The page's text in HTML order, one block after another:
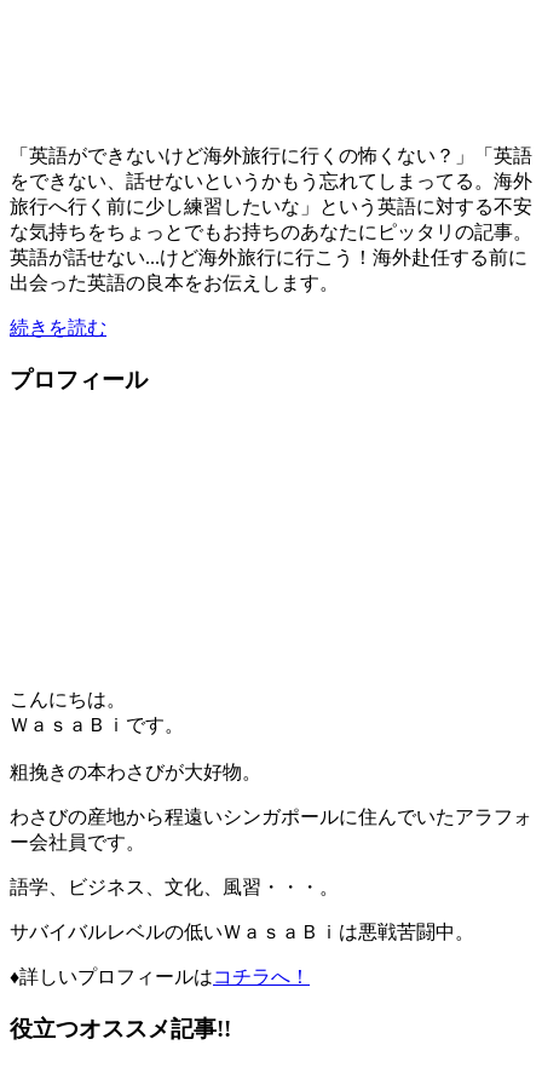
「英語ができないけど海外旅行に行くの怖くない？」「英語
をできない、話せないというかもう忘れてしまってる。海外
旅行へ行く前に少し練習したいな」という英語に対する不安
な気持ちをちょっとでもお持ちのあなたにピッタリの記事。
英語が話せない...けど海外旅行に行こう！海外赴任する前に
出会った英語の良本をお伝えします。
続きを読む
プロフィール
こんにちは。
ＷａｓａＢｉ です。
粗挽きの本わさびが大好物。
わさびの産地から程遠いシンガポールに住んでいたアラフォ
ー会社員です。
語学、ビジネス、文化、風習・・・。
サバイバルレベルの低いＷａｓａＢｉ は悪戦苦闘中。
♦詳しいプロフィールはコチラへ！
役立つオススメ記事!!